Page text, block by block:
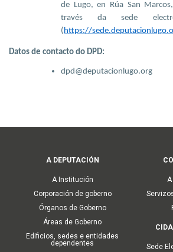
de Lugo, en Rúa San
través da sede
(https://
Datos de contacto do DPD:
dpd@deputacionlugo.org
navigation
A DEPUTACIÓN
A Institución
Corporación de goberno
Órganos de Goberno
Áreas de Goberno
Edificios, sedes e entidades
dependentes
Sede